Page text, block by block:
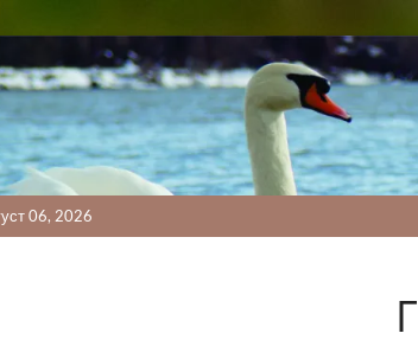
06, 2026